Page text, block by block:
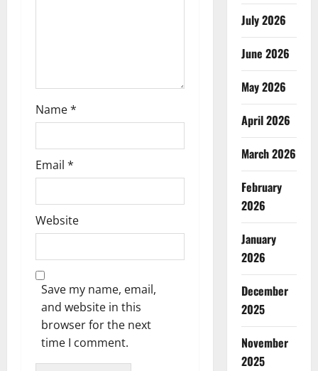
Name*
Email *
Website
Save my name, email,
and website in this
browser for the next
time I comment.
July 2026
June 2026
May 2026
April 2026
March 2026
February
2026
January
2026
December
2025
November
2025